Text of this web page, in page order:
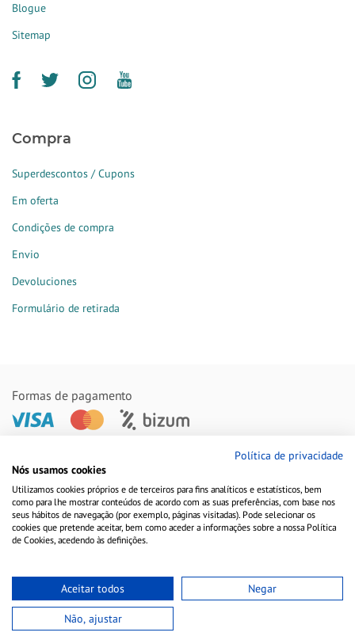
Blogue
Sitemap
Compra
Superdescontos / Cupons
Em oferta
Condições de compra
Envio
Devoluciones
Formulário de retirada
Formas de pagamento
Política de Cookies
Política de privacidade
Nós usamos cookies
Utilizamos cookies próprios e de terceiros para fins analíticos e estatísticos, bem
como para lhe mostrar conteúdos de acordo com as suas preferências, com base nos
seus hábitos de navegação (por exemplo, páginas visitadas). Pode selecionar os
cookies que pretende aceitar, bem como aceder a informações sobre a nossa Política
de Cookies, acedendo às definições.
Aceitar todos Negar
Não, ajustar